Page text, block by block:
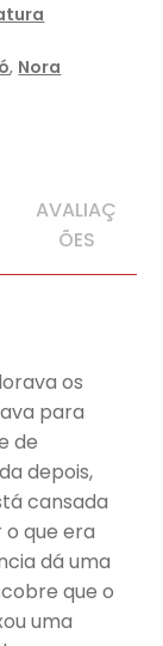
, Nora
AVALIAÇ
ÕES
os
para
de
depois,
cansada
que era
dá uma
que o
uma